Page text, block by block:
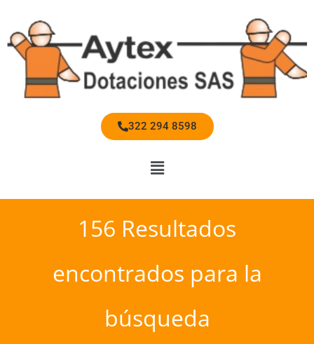
322 294 8598
156 Resultados
encontrados para la
búsqueda